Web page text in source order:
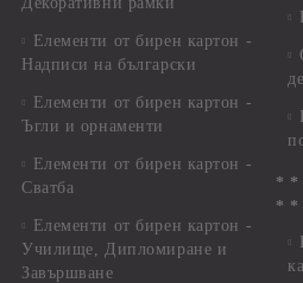
Елементи от бирен картон -
Надписи на български
Елементи от бирен картон -
Ъгли и орнаменти
Елементи от бирен картон -
Сватба
Елементи от бирен картон -
Училище, Дипломиране и
Завършване
* *
* *